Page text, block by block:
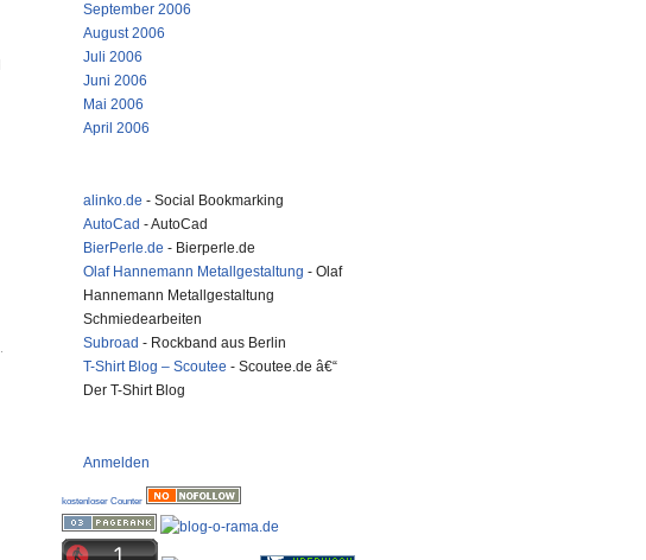
September 2006
August 2006
Juli 2006
Juni 2006
Mai 2006
April 2006
alinko.de - Social Bookmarking
AutoCad - AutoCad
BierPerle.de - Bierperle.de
Olaf Hannemann Metallgestaltung - Olaf
Hannemann Metallgestaltung
Schmiedearbeiten
Subroad - Rockband aus Berlin
T-Shirt Blog – Scoutee - Scoutee.de â€“
Der T-Shirt Blog
Anmelden
kostenloser Counter